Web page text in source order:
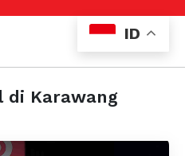
di Karawang
ID